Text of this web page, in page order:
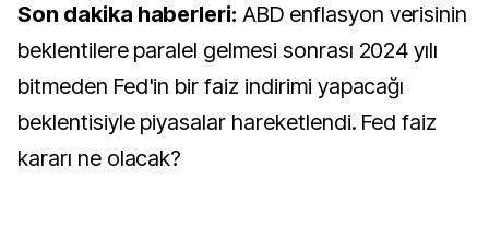
Son dakika haberleri: ABD enflasyon verisinin
beklentilere paralel gelmesi sonrası 2024 yılı
bitmeden Fed'in bir faiz indirimi yapacağı
beklentisiyle piyasalar hareketlendi. Fed faiz
kararı ne olacak?